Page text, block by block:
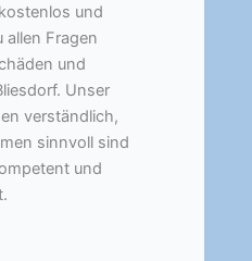
und
allen Fragen
und
Unser
verständlich,
sinnvoll sind
und